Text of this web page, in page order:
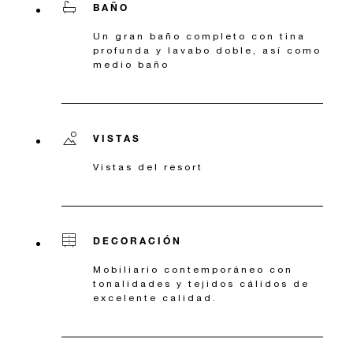
BAÑO
Un gran baño completo con tina
profunda y lavabo doble, así como
medio baño
VISTAS
Vistas del resort
DECORACIÓN
Mobiliario contemporáneo con
tonalidades y tejidos cálidos de
excelente calidad.